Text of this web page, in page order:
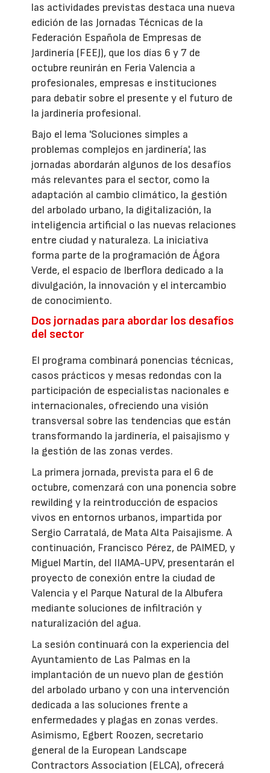
las actividades previstas destaca una nueva
edición de las Jornadas Técnicas de la
Federación Española de Empresas de
Jardinería (FEEJ), que los días 6 y 7 de
octubre reunirán en Feria Valencia a
profesionales, empresas e instituciones
para debatir sobre el presente y el futuro de
la jardinería profesional.
Bajo el lema 'Soluciones simples a
problemas complejos en jardinería', las
jornadas abordarán algunos de los desafíos
más relevantes para el sector, como la
adaptación al cambio climático, la gestión
del arbolado urbano, la digitalización, la
inteligencia artificial o las nuevas relaciones
entre ciudad y naturaleza. La iniciativa
forma parte de la programación de Ágora
Verde, el espacio de Iberflora dedicado a la
divulgación, la innovación y el intercambio
de conocimiento.
Dos jornadas para abordar los desafíos
del sector
El programa combinará ponencias técnicas,
casos prácticos y mesas redondas con la
participación de especialistas nacionales e
internacionales, ofreciendo una visión
transversal sobre las tendencias que están
transformando la jardinería, el paisajismo y
la gestión de las zonas verdes.
La primera jornada, prevista para el 6 de
octubre, comenzará con una ponencia sobre
rewilding y la reintroducción de espacios
vivos en entornos urbanos, impartida por
Sergio Carratalá, de Mata Alta Paisajisme. A
continuación, Francisco Pérez, de PAIMED, y
Miguel Martín, del IIAMA-UPV, presentarán el
proyecto de conexión entre la ciudad de
Valencia y el Parque Natural de la Albufera
mediante soluciones de infiltración y
naturalización del agua.
La sesión continuará con la experiencia del
Ayuntamiento de Las Palmas en la
implantación de un nuevo plan de gestión
del arbolado urbano y con una intervención
dedicada a las soluciones frente a
enfermedades y plagas en zonas verdes.
Asimismo, Egbert Roozen, secretario
general de la European Landscape
Contractors Association (ELCA), ofrecerá